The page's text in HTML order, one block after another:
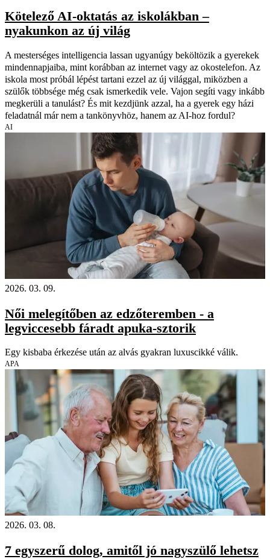
Kötelező AI-oktatás az iskolákban –
nyakunkon az új világ
A mesterséges intelligencia lassan ugyanúgy beköltözik a gyerekek
mindennapjaiba, mint korábban az internet vagy az okostelefon. Az
iskola most próbál lépést tartani ezzel az új világgal, miközben a
szülők többsége még csak ismerkedik vele. Vajon segíti vagy inkább
megkerüli a tanulást? És mit kezdjünk azzal, ha a gyerek egy házi
feladatnál már nem a tankönyvhöz, hanem az AI-hoz fordul?
AI
2026. 03. 09.
Női melegítőben az edzőteremben - a
legviccesebb fáradt apuka-sztorik
Egy kisbaba érkezése után az alvás gyakran luxuscikké válik.
APA
2026. 03. 08.
7 egyszerű dolog, amitől jó nagyszülő lehetsz